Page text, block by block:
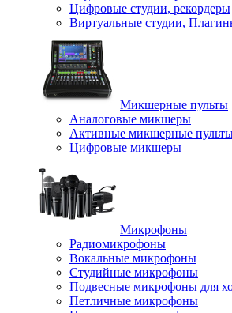
Цифровые студии, рекордеры
Виртуальные студии,
Микшерные пульты
Аналоговые микшеры
Активные микшерные
Цифровые микшеры
Микрофоны
Радиомикрофоны
Вокальные микрофоны
Студийные микрофоны
Подвесные микрофоны для
Петличные микрофоны